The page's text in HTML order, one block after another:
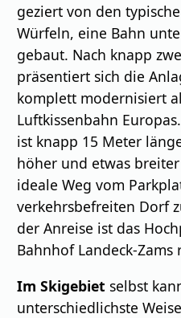
geziert von den
Würfeln, eine Bahn
gebaut. Nach knapp
präsentiert sich die
komplett modernisiert
Luftkissenbahn
ist knapp 15 Meter
höher und etwas
ideale Weg vom
verkehrsbefreiten Dorf
der Anreise ist das
Bahnhof Landeck-
Im Skigebiet selbst
unterschiedlichste